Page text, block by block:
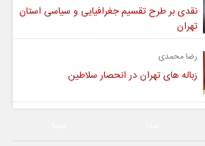
نقدی بر طرح تقسیم جغرافیایی و سیاسی استان
تهران
رضا محمدی
زباله های تهران در انحصار سلاطین